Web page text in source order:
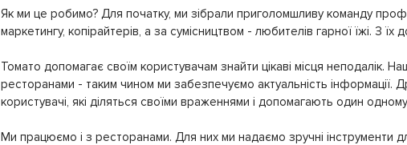
Як ми це робимо? Для початку, ми зібрали приголомшливу команду
маркетингу, копірайтерів, а за сумісництвом - любителів гарної їжі. З
Томато допомагає своїм користувачам знайти цікаві місця неподалік.
ресторанами - таким чином ми забезпечуємо актуальність інформації.
користувачі, які діляться своїми враженнями і допомагають один
Ми працюємо і з ресторанами. Для них ми надаємо зручні інструменти